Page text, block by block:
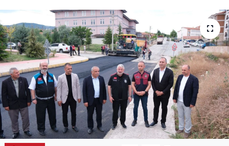
Boğazkale
Dodurga
İskilip
Kargı
Laçin
Mecitözü
Tüm Manşetler
Son Dakika Haberleri
Haber Arşivi